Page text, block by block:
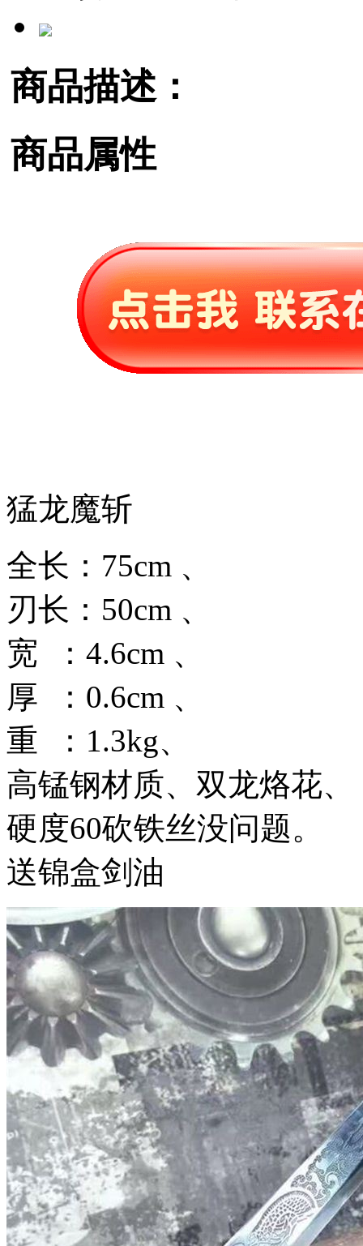
商品描述：
商品属性
猛龙魔斩
全长：75cm 、
刃长：50cm 、
宽 ：4.6cm 、
厚 ：0.6cm 、
重 ：1.3kg、
高锰钢材质、双龙烙花、
硬度60砍铁丝没问题。
送锦盒剑油